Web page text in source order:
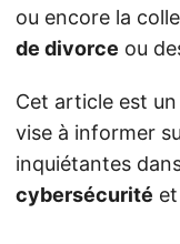
ou encore la
de divorce ou
Cet article est un
vise à informer
inquiétantes
cybersécurité et